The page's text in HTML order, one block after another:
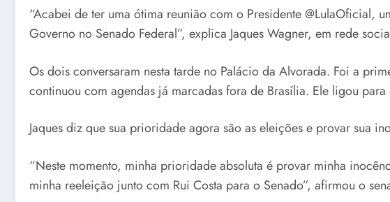
“Acabei de ter uma ótima reunião com o Presidente @LulaOficial,
Governo no Senado Federal”, explica Jaques Wagner, em rede
Os dois conversaram nesta tarde no Palácio da Alvorada. Foi a
continuou com agendas já marcadas fora de Brasília. Ele ligou
Jaques diz que sua prioridade agora são as eleições e provar sua
“Neste momento, minha prioridade absoluta é provar minha
minha reeleição junto com Rui Costa para o Senado”, afirmou o